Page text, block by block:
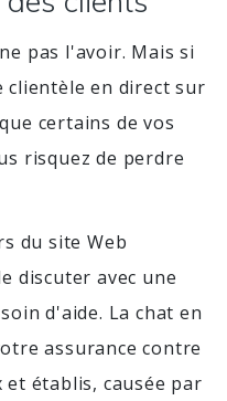
pas l'avoir. Mais si
clientèle en direct sur
certains de vos
risquez de perdre
du site Web
discuter avec une
d'aide. La chat en
assurance contre
établis, causée par